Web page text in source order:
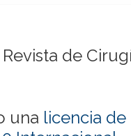
de
una licencia